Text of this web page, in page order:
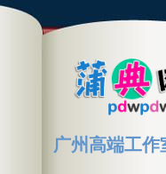
广州高端工作